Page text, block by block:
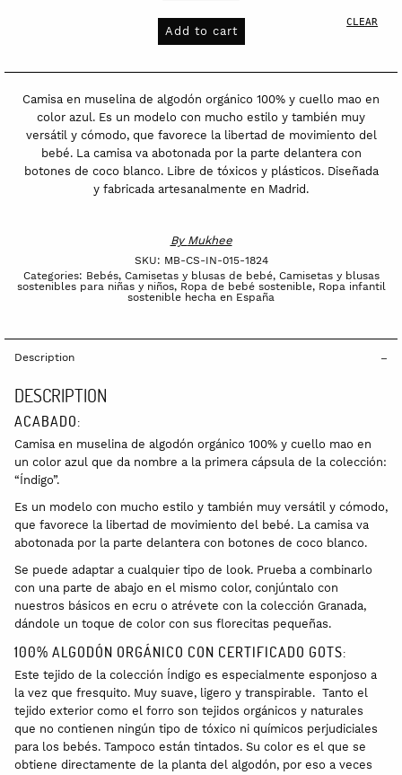
CLEAR
100%
algodón
orgánico
Add to cart
Camisa en muselina de algodón orgánico 100% y cuello mao en
color azul. Es un modelo con mucho estilo y también muy
versátil y cómodo, que favorece la libertad de movimiento del
bebé. La camisa va abotonada por la parte delantera con
botones de coco blanco. Libre de tóxicos y plásticos. Diseñada
y fabricada artesanalmente en Madrid.
By Mukhee
SKU: MB-CS-IN-015-1824
Categories: Bebés, Camisetas y blusas de bebé, Camisetas y blusas
sostenibles para niñas y niños, Ropa de bebé sostenible, Ropa infantil
sostenible hecha en España
Description
DESCRIPTION
ACABADO:
Camisa en muselina de algodón orgánico 100% y cuello mao en
un color azul que da nombre a la primera cápsula de la colección:
“Índigo”.
Es un modelo con mucho estilo y también muy versátil y cómodo,
que favorece la libertad de movimiento del bebé. La camisa va
abotonada por la parte delantera con botones de coco blanco.
Se puede adaptar a cualquier tipo de look. Prueba a combinarlo
con una parte de abajo en el mismo color, conjúntalo con
nuestros básicos en ecru o atrévete con la colección Granada,
dándole un toque de color con sus florecitas pequeñas.
100% ALGODÓN ORGÁNICO CON CERTIFICADO GOTS:
Este tejido de la colección Índigo es especialmente esponjoso a
la vez que fresquito. Muy suave, ligero y transpirable. Tanto el
tejido exterior como el forro son tejidos orgánicos y naturales
que no contienen ningún tipo de tóxico ni químicos perjudiciales
para los bebés. Tampoco están tintados. Su color es el que se
obtiene directamente de la planta del algodón, por eso a veces